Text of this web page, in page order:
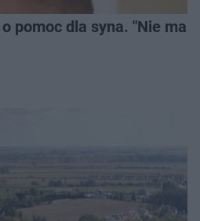
pomoc dla syna. "Nie